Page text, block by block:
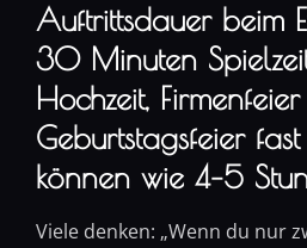
Auftrittsdauer beim
30 Minuten
Hochzeit,
Geburtstagsfeier
können wie 4–5
Viele denken: „Wenn du nur